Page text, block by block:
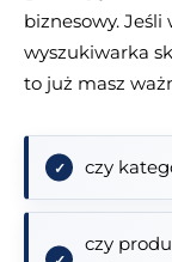
biznesowy.
wyszukiwarka
to już masz
czy
czy